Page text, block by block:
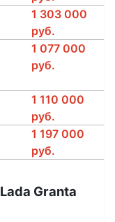
1 303 000
руб.
1 077 000
руб.
1 110 000
руб.
1 197 000
руб.
Granta